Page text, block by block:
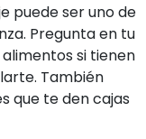
puede ser uno de
Pregunta en tu
si tienen
También
que te den cajas